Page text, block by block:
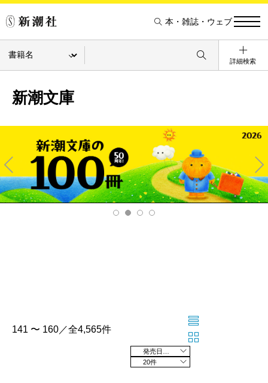
本・雑誌・ウェブ
詳細検索
新潮文庫
Pre
v
Ne
xt
141 〜 160／全4,565件
20件